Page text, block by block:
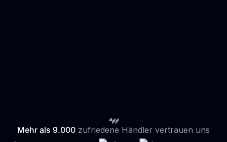
Mehr als 9.000 zufriedene Händler vertrauen uns